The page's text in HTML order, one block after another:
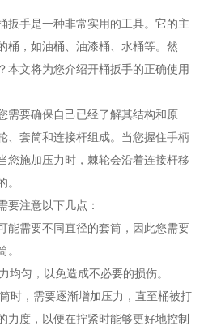
扳手是一种非常实用的工具。它的主
桶，如油桶、油漆桶、水桶等。然
本文将为您介绍开桶扳手的正确使用
需要确保自己已经了解其结构和原
、套筒和连接杆组成。当您握住手柄
您施加压力时，棘轮会沿着连接杆移
要注意以下几点：
能需要不同直径的套筒，因此您需要
均匀，以免造成不必要的损伤。
时，需要逐渐增加压力，直至桶被打
力度，以便在拧紧时能够更好地控制